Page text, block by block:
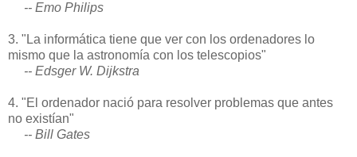
-- Emo Philips
3. "La informática tiene que ver con los ordenadores lo
mismo que la astronomía con los telescopios"
-- Edsger W. Dijkstra
4. "El ordenador nació para resolver problemas que antes
no existían"
-- Bill Gates